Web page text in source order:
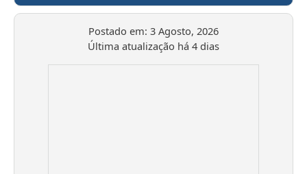
Postado em: 3 Agosto, 2026
Última atualização há 4 dias